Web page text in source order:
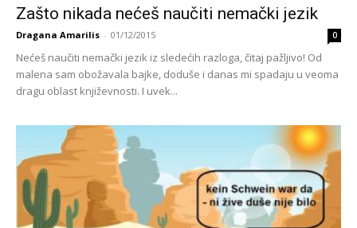
Zašto nikada nećeš naučiti nemački jezik
Dragana Amarilis - 01/12/2015 0
Nećeš naučiti nemački jezik iz sledećih razloga, čitaj pažljivo! Od
malena sam obožavala bajke, doduše i danas mi spadaju u veoma
dragu oblast književnosti. I uvek...